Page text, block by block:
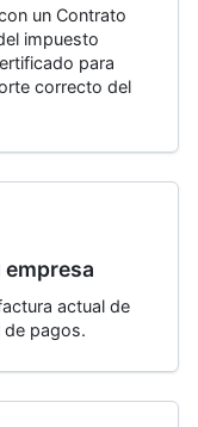
un Contrato
impuesto
para
correcto del
actual de
de pagos.